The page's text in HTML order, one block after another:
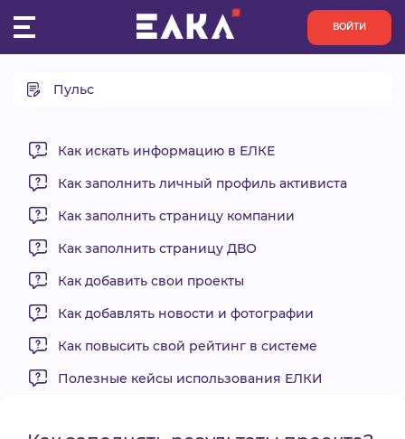
ВОЙТИ
ПУЛЬС
КОНКУРСЫ
ОРГАНИЗАЦИИ
АКТИВИСТЫ
ПРОЕКТЫ
БАЗА ЗНАНИЙ
Пульс
Назначение прав на редактирование и публикацию
Как заполнять новости проекта?
Как заполнять анонсы мероприятий?
Как заполнять итоги мероприятий?
Как искать информацию в ЕЛКЕ
Как заполнить личный профиль активиста
Как заполнить страницу компании
Как заполнить страницу ДВО
Как добавить свои проекты
Как добавлять новости и фотографии
Как повысить свой рейтинг в системе
Полезные кейсы использования ЕЛКИ